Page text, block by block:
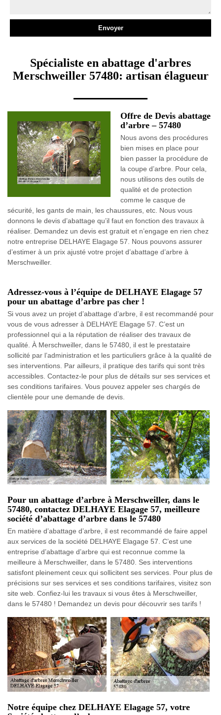
Spécialiste en abattage d'arbres
Merschweiller 57480: artisan élagueur
Offre de Devis abattage
d’arbre – 57480
Nous avons des procédures
bien mises en place pour
bien passer la procédure de
la coupe d’arbre. Pour cela,
nous utilisons des outils de
qualité et de protection
comme le casque de
sécurité, les gants de main, les chaussures, etc. Nous vous
donnons le devis d’abattage qu’il faut en fonction des travaux à
réaliser. Demandez un devis est gratuit et n’engage en rien chez
notre entreprise DELHAYE Elagage 57. Nous pouvons assurer
d’estimer à un prix ajusté votre projet d’abattage d’arbre à
Merschweiller.
Adressez-vous à l’équipe de DELHAYE Elagage 57
pour un abattage d’arbre pas cher !
Si vous avez un projet d’abattage d’arbre, il est recommandé pour
vous de vous adresser à DELHAYE Elagage 57. C’est un
professionnel qui a la réputation de réaliser des travaux de
qualité. À Merschweiller, dans le 57480, il est le prestataire
sollicité par l’administration et les particuliers grâce à la qualité de
ses interventions. Par ailleurs, il pratique des tarifs qui sont très
accessibles. Contactez-le pour plus de détails sur ses services et
ses conditions tarifaires. Vous pouvez appeler ses chargés de
clientèle pour une demande de devis.
Pour un abattage d’arbre à Merschweiller, dans le
57480, contactez DELHAYE Elagage 57, meilleure
société d’abattage d’arbre dans le 57480
En matière d’abattage d’arbre, il est recommandé de faire appel
aux services de la société DELHAYE Elagage 57. C’est une
entreprise d’abattage d’arbre qui est reconnue comme la
meilleure à Merschweiller, dans le 57480. Ses interventions
satisfont pleinement ceux qui sollicitent ses services. Pour plus de
précisions sur ses services et ses conditions tarifaires, visitez son
site web. Confiez-lui les travaux si vous êtes à Merschweiller,
dans le 57480 ! Demandez un devis pour découvrir ses tarifs !
Notre équipe chez DELHAYE Elagage 57, votre